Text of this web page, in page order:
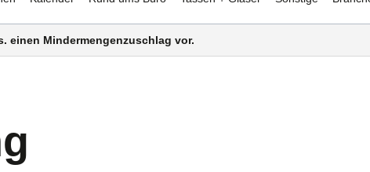
einen Mindermengenzuschlag vor.